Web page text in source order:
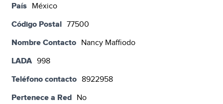
País México
Código Postal 77500
Nombre Contacto Nancy Maffiodo
LADA 998
Teléfono contacto 8922958
Pertenece a Red No